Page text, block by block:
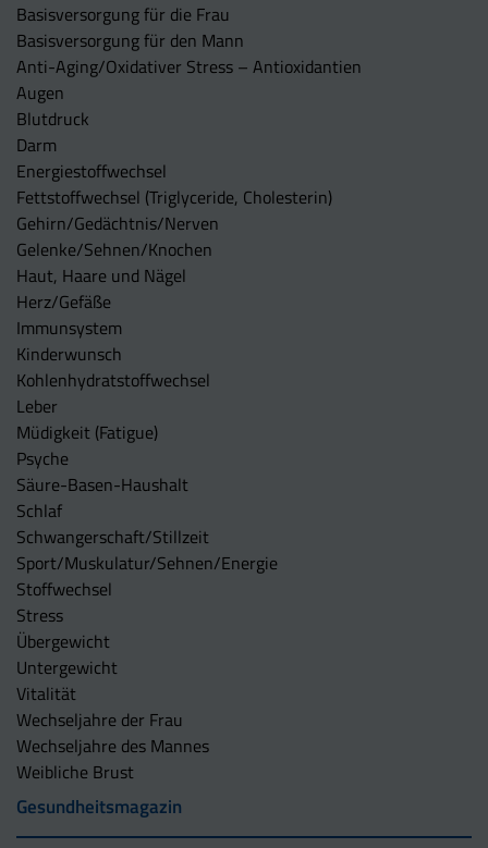
Basisversorgung für die Frau
Basisversorgung für den Mann
Anti-Aging/Oxidativer Stress – Antioxidantien
Augen
Blutdruck
Darm
Energiestoffwechsel
Fettstoffwechsel (Triglyceride, Cholesterin)
Gehirn/Gedächtnis/Nerven
Gelenke/Sehnen/Knochen
Haut, Haare und Nägel
Herz/Gefäße
Immunsystem
Kinderwunsch
Kohlenhydratstoffwechsel
Leber
Müdigkeit (Fatigue)
Psyche
Säure-Basen-Haushalt
Schlaf
Schwangerschaft/Stillzeit
Sport/Muskulatur/Sehnen/Energie
Stoffwechsel
Stress
Übergewicht
Untergewicht
Vitalität
Wechseljahre der Frau
Wechseljahre des Mannes
Weibliche Brust
Gesundheitsmagazin